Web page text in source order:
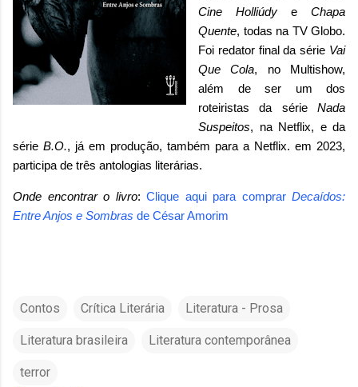
Cine Holliúdy e Chapa
Quente, todas na TV Globo.
Foi redator final da série Vai
Que Cola, no Multishow,
além de ser um dos
roteiristas da série Nada
Suspeitos, na Netflix, e da
série B.O., já em produção, também para a Netflix. em 2023,
participa de três antologias literárias.
Onde encontrar o livro: Clique aqui para comprar Decaídos:
Entre Anjos e Sombras de César Amorim
Contos Crítica Literária Literatura - Prosa
Literatura brasileira Literatura contemporânea
terror